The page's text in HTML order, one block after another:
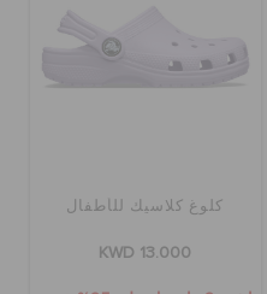
كلوغ كلاسيك للأطفال
KWD 13.000